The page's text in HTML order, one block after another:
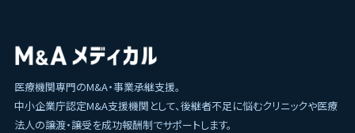
医療機関専門のM&A・事業承継支援。
中小企業庁認定M&A支援機関として、後継者不足に悩むクリニックや医療
法人の譲渡・譲受を成功報酬制でサポートします。